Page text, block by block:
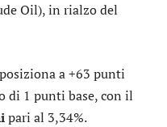
Oil), in rialzo del
a +63 punti
di 1 punti base, con il
pari al 3,34%.